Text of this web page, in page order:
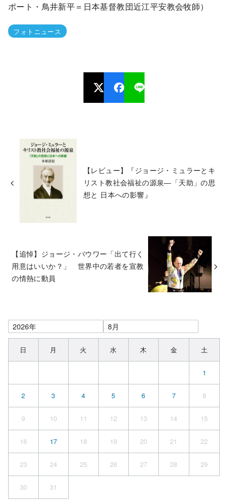
ポート・鳥井新平＝日本基督教団近江平安教会牧師）
フォトニュース
【レビュー】『ジョージ・ミュラーとキ
リスト教社会福祉の源泉―「天助」の思
想と 日本への影響』
【追悼】ジョージ・バウワー「出て行く
用意はいいか？」 世界中の若者を宣教
の情熱に動員
日 月 火 水 木 金 土
1
2 3 4 5 6 7 8
9 10 11 12 13 14 15
16 17 18 19 20 21 22
23 24 25 26 27 28 29
30 31